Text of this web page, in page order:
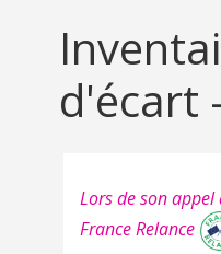
d'écart
Lors de son
France Relance